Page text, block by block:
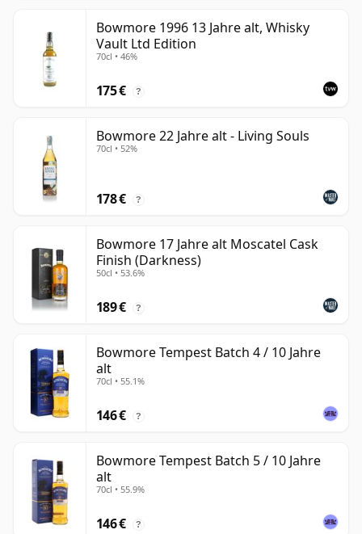
Bowmore 1996 13 Jahre alt, Whisky
Vault Ltd Edition
70cl • 46%
175 € ?
Bowmore 22 Jahre alt - Living Souls
70cl • 52%
178 € ?
Bowmore 17 Jahre alt Moscatel Cask
Finish (Darkness)
50cl • 53.6%
189 € ?
Bowmore Tempest Batch 4 / 10 Jahre
alt
70cl • 55.1%
146 € ?
Bowmore Tempest Batch 5 / 10 Jahre
alt
70cl • 55.9%
146 € ?